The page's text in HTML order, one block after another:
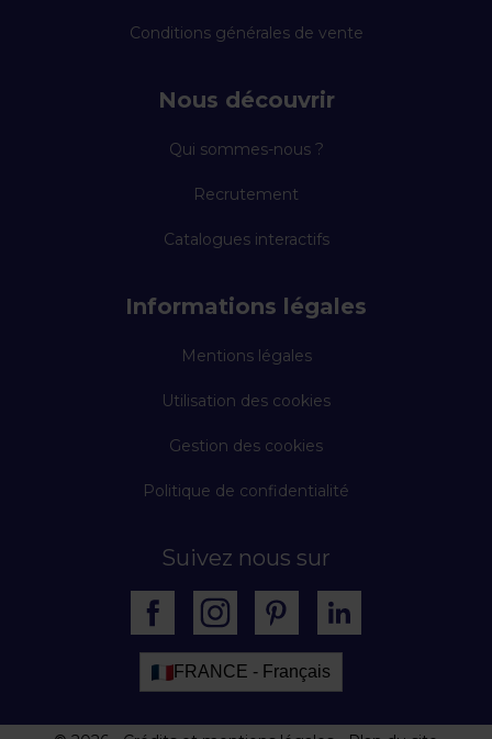
Conditions générales de vente
Nous découvrir
Qui sommes-nous ?
Recrutement
Catalogues interactifs
Informations légales
Mentions légales
Utilisation des cookies
Gestion des cookies
Politique de confidentialité
Suivez nous sur
FRANCE - Français